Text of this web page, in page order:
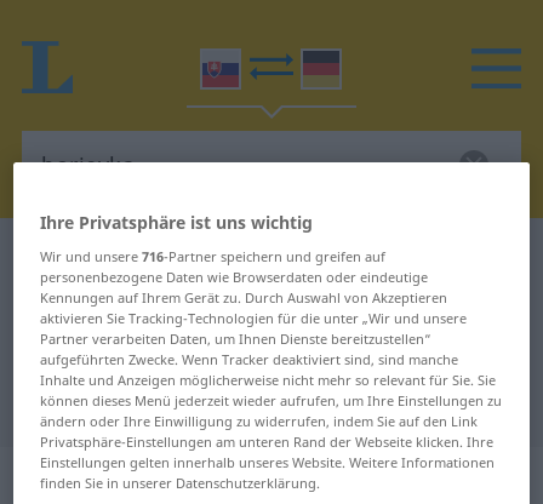
Slowakisch-Deutsch Wörterbuch borievka
Slowakisch-Deutsch Übersetzung
für "borievka"
"borievka" Deutsch Übersetzung
„borievka“: feminin
Ihre Privatsphäre ist uns wichtig
Wir und unsere716-Partner speichern und greifen auf
personenbezogene Daten wie Browserdaten oder eindeutige
Kennungen auf Ihrem Gerät zu. Durch Auswahl von Akzeptieren
aktivieren Sie Tracking-Technologien für die unter „Wir und unsere
Partner verarbeiten Daten, um Ihnen Dienste bereitzustellen“
aufgeführten Zwecke. Wenn Tracker deaktiviert sind, sind manche
Inhalte und Anzeigen möglicherweise nicht mehr so relevant für Sie. Sie
können dieses Menü jederzeit wieder aufrufen, um Ihre Einstellungen zu
ändern oder Ihre Einwilligung zu widerrufen, indem Sie auf den Link
Privatsphäre-Einstellungen am unteren Rand der Webseite klicken. Ihre
Einstellungen gelten innerhalb unseres Website. Weitere Informationen
finden Sie in unserer Datenschutzerklärung.